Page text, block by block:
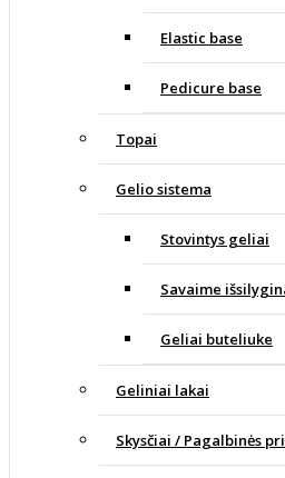
Elastic base
Pedicure base
Topai
Gelio sistema
Stovintys geliai
Savaime
Geliai buteliuke
Geliniai lakai
Skysčiai / Pagalbinės